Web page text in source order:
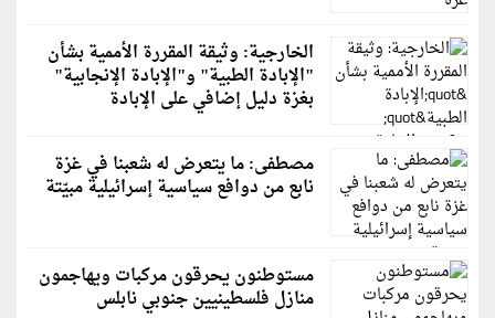
الخارجية: وثيقة المقررة الأممية بشأن
"الإبادة الطبية" و"الإبادة الإنجابية"
بغزة دليل إضافي على الإبادة
مصطفى: ما يتعرض له شعبنا في غزة
نابع من دوافع سياسية إسرائيلية مبيّتة
مستوطنون يحرقون مركبات ويهاجمون
منازل فلسطينيين جنوبي نابلس